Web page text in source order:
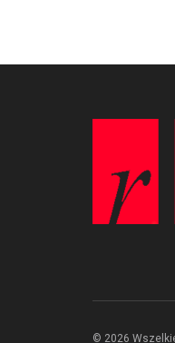
© 2026